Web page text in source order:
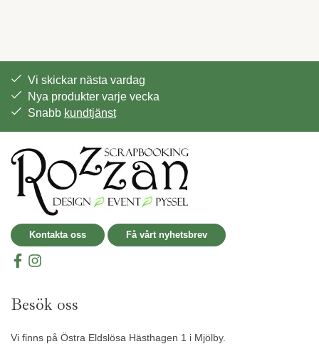
Vi skickar nästa vardag
Nya produkter varje vecka
Snabb kundtjänst
Kontakta oss Få vårt nyhetsbrev
Besök oss
Vi finns på Östra Eldslösa Hästhagen 1 i Mjölby.